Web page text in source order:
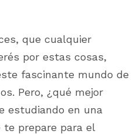
que cualquier
por estas cosas,
fascinante mundo de
Pero, ¿qué mejor
estudiando en una
te prepare para el